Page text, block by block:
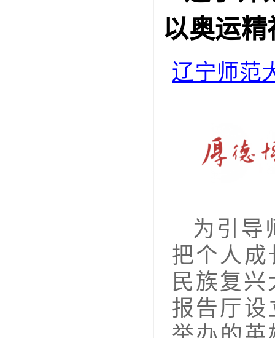
以奥运
辽宁师范
为引导
把个人
民族复
报告厅